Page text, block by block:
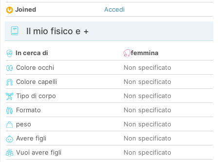
Joined
Accedi
Il mio fisico e +
In cerca di
femmina
Colore occhi
Non specificato
Colore capelli
Non specificato
Tipo di corpo
Non specificato
Formato
Non specificato
peso
Non specificato
Avere figli
Non specificato
Vuoi avere figli
Non specificato